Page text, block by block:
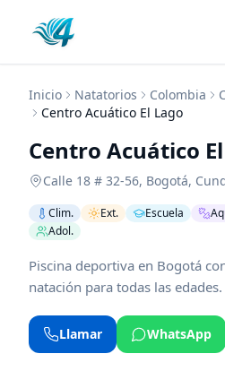
Inicio Natatorios Colombia
Centro Acuático El Lago
Centro Acuático
Calle 18 # 32-56, Bogotá,
Clim. Ext. Escuela
Adol.
Piscina deportiva en Bogotá
natación para todas las edades.
Llamar WhatsApp